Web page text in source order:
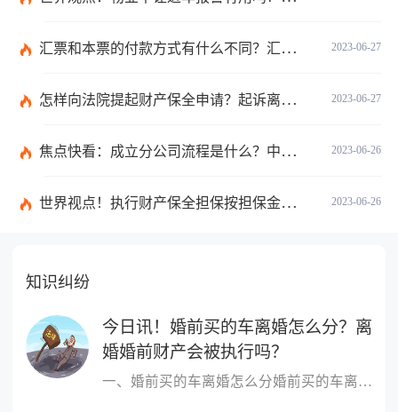
2023-06-27
汇票和本票的付款方式有什么不同？汇票和本票包含的交易数有什么不同？ 环球今热点
2023-06-27
怎样向法院提起财产保全申请？起诉离婚能申请财产保全吗？_全球快播
2023-06-26
焦点快看：成立分公司流程是什么？中华人民共和国公司登记管理条例第四十七条是什么？
2023-06-26
世界视点！执行财产保全担保按担保金额的1%收取吗？
知识纠纷
今日讯！婚前买的车离婚怎么分？离
婚婚前财产会被执行吗？
一、婚前买的车离婚怎么分婚前买的车离婚，除另有约定外，一般归个